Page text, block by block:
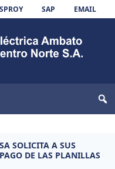
SAP EMAIL
SOLICITA A SUS
DE LAS PLANILLAS